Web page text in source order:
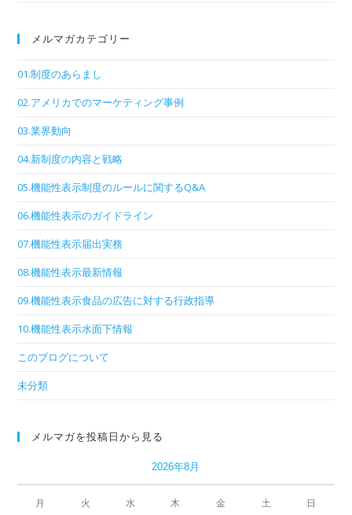
メルマガカテゴリー
01.制度のあらまし
02.アメリカでのマーケティング事例
03.業界動向
04.新制度の内容と戦略
05.機能性表示制度のルールに関するQ&A
06.機能性表示のガイドライン
07.機能性表示届出実務
08.機能性表示最新情報
09.機能性表示食品の広告に対する行政指導
10.機能性表示水面下情報
このブログについて
未分類
メルマガを投稿日から見る
2026年8月
月 火 水 木 金 土 日